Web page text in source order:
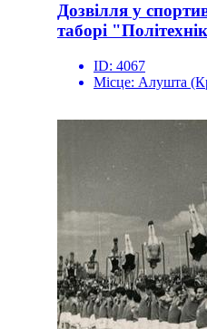
Дозвілля у
таборі
ID: 4067
Місце: Алушта